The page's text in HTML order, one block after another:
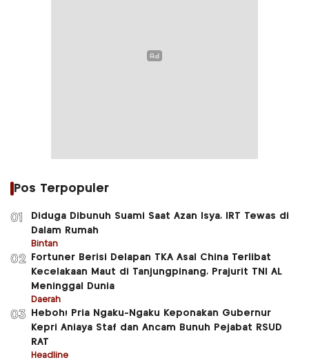
Pos Terpopuler
01
Diduga Dibunuh Suami Saat Azan Isya, IRT Tewas di
Dalam Rumah
Bintan
02
Fortuner Berisi Delapan TKA Asal China Terlibat
Kecelakaan Maut di Tanjungpinang, Prajurit TNI AL
Meninggal Dunia
Daerah
03
Heboh! Pria Ngaku-Ngaku Keponakan Gubernur
Kepri Aniaya Staf dan Ancam Bunuh Pejabat RSUD
RAT
Headline